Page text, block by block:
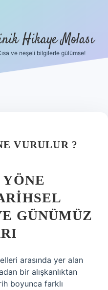
Hikaye Molası
ve neşeli bilgilerle gülümse!
VURULUR ?
GÜNÜMÜZ
arasında yer alan
bir alışkanlıktan
boyunca farklı